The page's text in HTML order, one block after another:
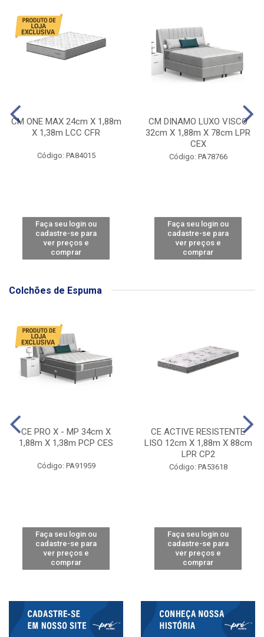
CM ONE MAX 24cm X 1,88m
X 1,38m LCC CFR
Código: PA84015
Faça seu login ou
cadastre-se para
ver preços e
comprar
CM DINAMO LUXO VISCO
32cm X 1,88m X 78cm LPR
CEX
Código: PA78766
Faça seu login ou
cadastre-se para
ver preços e
comprar
Colchões de Espuma
CE PRO X - MP 34cm X
1,88m X 1,38m PCP CES
Código: PA91959
Faça seu login ou
cadastre-se para
ver preços e
comprar
CE ACTIVE RESISTENTE
LISO 12cm X 1,88m X 88cm
LPR CP2
Código: PA53618
Faça seu login ou
cadastre-se para
ver preços e
comprar